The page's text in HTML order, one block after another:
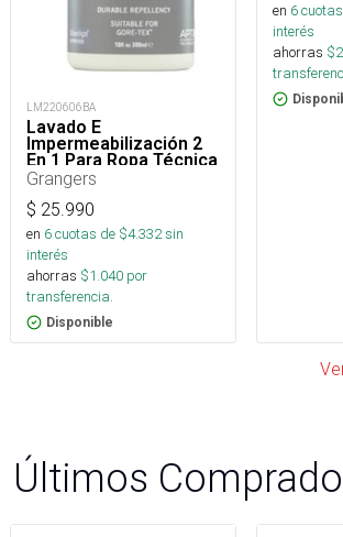
LM220606BA
Lavado E
Impermeabilización 2
En 1 Para Ropa Técnica
Grangers
$ 25.990
en 6cuotas de $4.332sin
interés
ahorras $1.040 por
transferencia.
Disponible
en 6
interés
ahorras $
Últimos